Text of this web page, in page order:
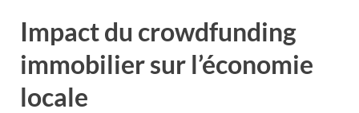
Impact du crowdfunding
immobilier sur l’économie
locale